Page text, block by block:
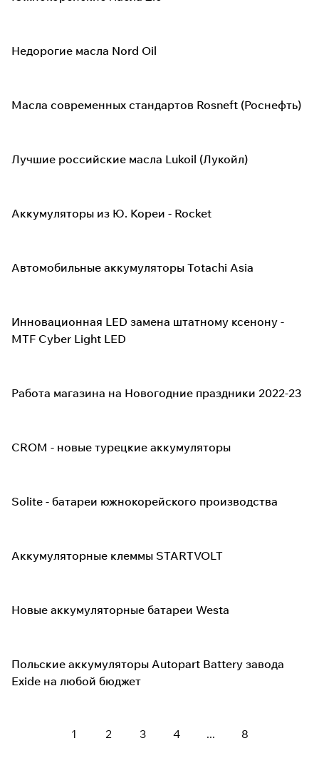
Недорогие масла Nord Oil
Масла современных стандартов Rosneft (Роснефть)
Лучшие российские масла Lukoil (Лукойл)
Аккумуляторы из Ю. Кореи - Rocket
Автомобильные аккумуляторы Totachi Asia
Инновационная LED замена штатному ксенону -
MTF Cyber Light LED
Работа магазина на Новогодние праздники 2022-23
CROM - новые турецкие аккумуляторы
Solite - батареи южнокорейского производства
Аккумуляторные клеммы STARTVOLT
Новые аккумуляторные батареи Westa
Польские аккумуляторы Autopart Battery завода
Exide на любой бюджет
1 2 3 4 ... 8